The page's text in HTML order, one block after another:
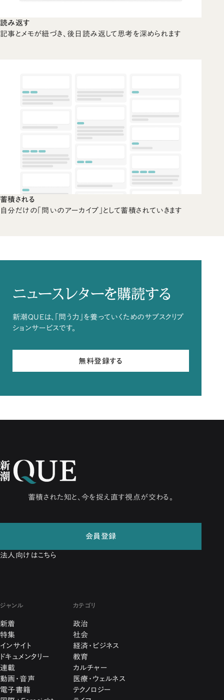
読み返す
記事とメモが紐づき、後日読み返して思考を深められます
蓄積される
自分だけの「問いのアーカイブ」として蓄積されていきます
ニュースレターを購読する
新潮QUEは、「問う力」を養っていくためのサブスクリプ
ションサービスです。
無料登録する
蓄積された知と、今を捉え直す視点が交わる。
会員登録
法人向けはこちら
ジャンル
新着
特集
インサイト
ドキュメンタリー
連載
動画・音声
電子書籍
カテゴリ
政治
社会
経済・ビジネス
教育
カルチャー
医療・ウェルネス
テクノロジー